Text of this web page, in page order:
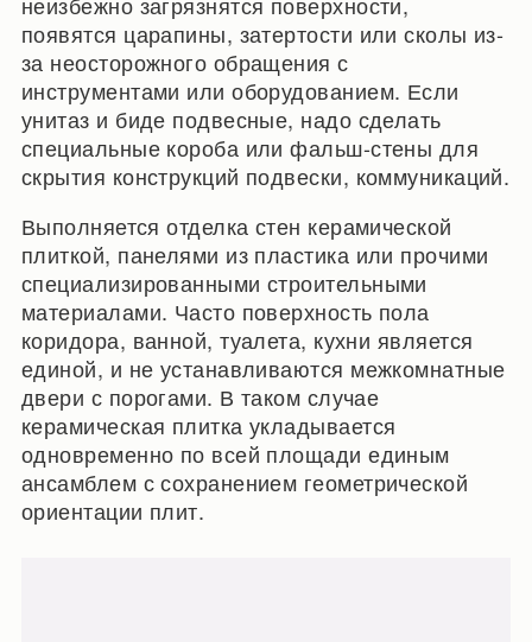
появятся царапины, затертости или сколы из-
за неосторожного обращения с
инструментами или оборудованием. Если
унитаз и биде подвесные, надо сделать
специальные короба или фальш-стены для
скрытия конструкций подвески, коммуникаций.
Выполняется отделка стен керамической
плиткой, панелями из пластика или прочими
специализированными строительными
материалами. Часто поверхность пола
коридора, ванной, туалета, кухни является
единой, и не устанавливаются межкомнатные
двери с порогами. В таком случае
керамическая плитка укладывается
одновременно по всей площади единым
ансамблем с сохранением геометрической
ориентации плит.